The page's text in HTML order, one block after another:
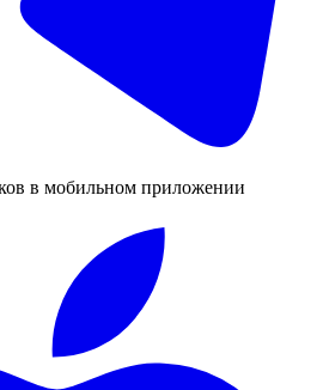
в мобильном приложении